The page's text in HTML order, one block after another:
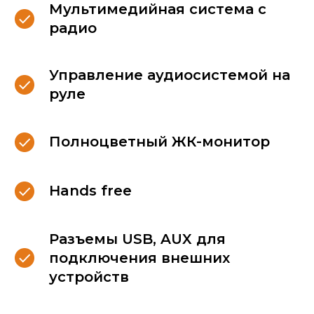
Мультимедийная система с
радио
Управление аудиосистемой на
руле
Полноцветный ЖК-монитор
Hands free
Разъемы USB, AUX для
подключения внешних
устройств
Наши клиенты
выбирают